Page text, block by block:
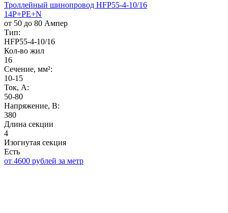
Троллейный шинопровод HFP55-4-10/16
14P+PE+N
от 50 до 80 Ампер
Тип:
HFP55-4-10/16
Кол-во жил
16
Сечение, мм²:
10-15
Ток, А:
50-80
Напряжение, B:
380
Длина секции
4
Изогнутая секция
Есть
от 4600 рублей за метр